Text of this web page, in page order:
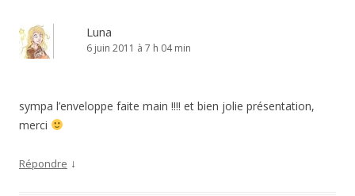
Luna
6 juin 2011 à 7 h 04 min
sympa l’enveloppe faite main !!!! et bien jolie présentation,
merci
Répondre ↓